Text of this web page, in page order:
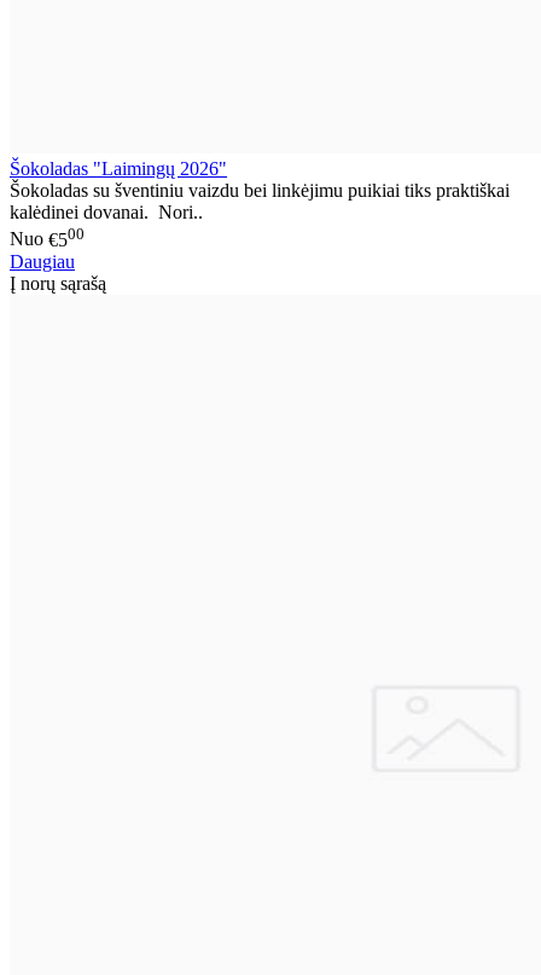
Šokoladas "Laimingų 2026"
Šokoladas su šventiniu vaizdu bei linkėjimu puikiai tiks praktiškai
kalėdinei dovanai. Nori..
Nuo €500
Daugiau
Į norų sąrašą